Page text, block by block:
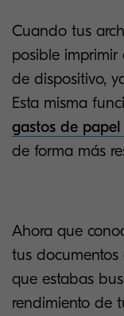
Cuando tus
posible imprimir
de dispositivo,
Esta misma
gastos de
de forma más
Ahora que
tus documentos
que estabas
rendimiento de